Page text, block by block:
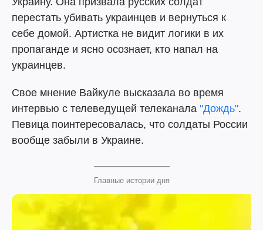
перестать убивать украинцев и вернуться к
себе домой. Артистка не видит логики в их
пропаганде и ясно осознает, кто напал на
украинцев.
Свое мнение Вайкуле высказала во время
интервью с телеведущей телеканала "Дождь".
Певица поинтересовалась, что солдаты России
вообще забыли в Украине.
Главные истории дня